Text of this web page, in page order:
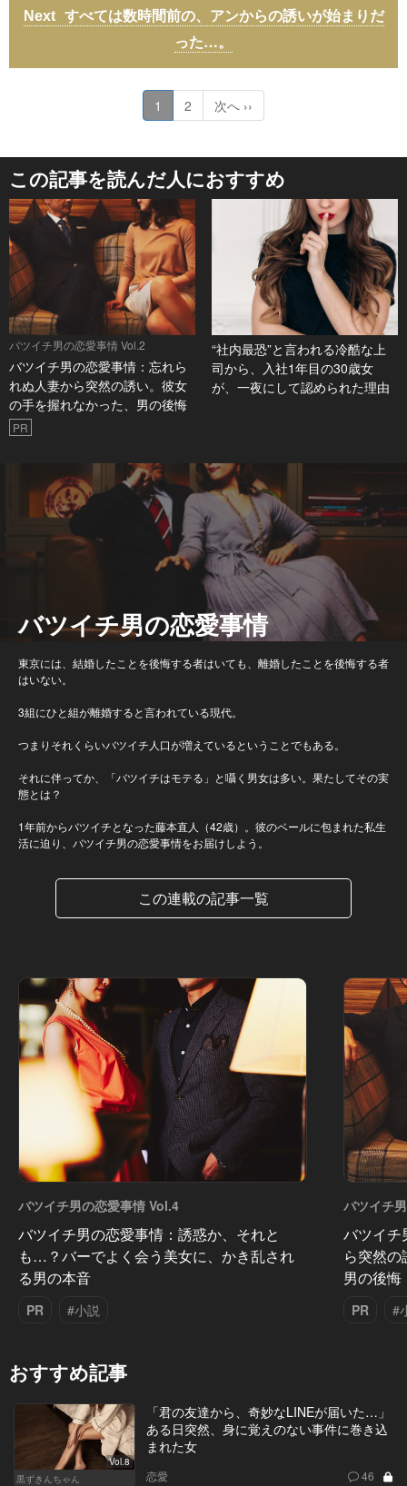
すべては数時間前の、アンからの誘いが始まりだ
った…。
1 2 次へ ››
この記事を読んだ人におすすめ
バツイチ男の恋愛事情 Vol.2
バツイチ男の恋愛事情：忘れら
れぬ人妻から突然の誘い。彼女
の手を握れなかった、男の後悔
PR
“社内最恐”と言われる冷酷な上
司から、入社1年目の30歳女
が、一夜にして認められた理由
バツイチ男の恋愛事情
東京には、結婚したことを後悔する者はいても、離婚したことを後悔する者
はいない。
3組にひと組が離婚すると言われている現代。
つまりそれくらいバツイチ人口が増えているということでもある。
それに伴ってか、「バツイチはモテる」と囁く男女は多い。果たしてその実
態とは？
1年前からバツイチとなった藤本直人（42歳）。彼のベールに包まれた私生
活に迫り、バツイチ男の恋愛事情をお届けしよう。
この連載の記事一覧
バツイチ男の恋愛事情 Vol.4
バツイチ男の恋愛事情：誘惑か、それと
も…？バーでよく会う美女に、かき乱され
る男の本音
PR #小説
バツイチ
バツイチ
ら突然
男の後悔
PR #
おすすめ記事
Vol.8
黒ずきんちゃん
「君の友達から、奇妙なLINEが届いた…」
ある日突然、身に覚えのない事件に巻き込
まれた女
恋愛 46